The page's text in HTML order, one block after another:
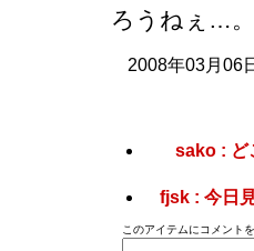
ろうねぇ…。
2008年03月06
sako : ど
fjsk : 今日
このアイテムにコメント